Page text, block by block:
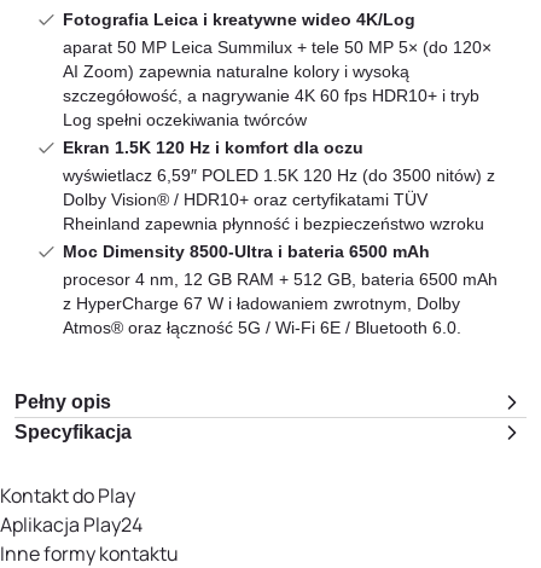
Fotografia Leica i kreatywne wideo 4K/Log
aparat 50 MP Leica Summilux + tele 50 MP 5× (do 120×
AI Zoom) zapewnia naturalne kolory i wysoką
szczegółowość, a nagrywanie 4K 60 fps HDR10+ i tryb
Log spełni oczekiwania twórców
Ekran 1.5K 120 Hz i komfort dla oczu
wyświetlacz 6,59″ POLED 1.5K 120 Hz (do 3500 nitów) z
Dolby Vision® / HDR10+ oraz certyfikatami TÜV
Rheinland zapewnia płynność i bezpieczeństwo wzroku
Moc Dimensity 8500‑Ultra i bateria 6500 mAh
procesor 4 nm, 12 GB RAM + 512 GB, bateria 6500 mAh
z HyperCharge 67 W i ładowaniem zwrotnym, Dolby
Atmos® oraz łączność 5G / Wi‑Fi 6E / Bluetooth 6.0.
Pełny opis
Specyfikacja
Kontakt do Play
Aplikacja Play24
Inne formy kontaktu